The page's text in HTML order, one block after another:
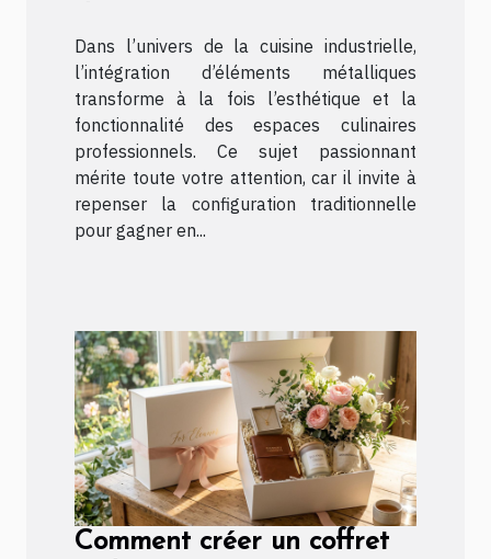
industrielle ?
Dans l’univers de la cuisine industrielle,
l’intégration d’éléments métalliques
transforme à la fois l’esthétique et la
fonctionnalité des espaces culinaires
professionnels. Ce sujet passionnant
mérite toute votre attention, car il invite à
repenser la configuration traditionnelle
pour gagner en...
Comment créer un coffret